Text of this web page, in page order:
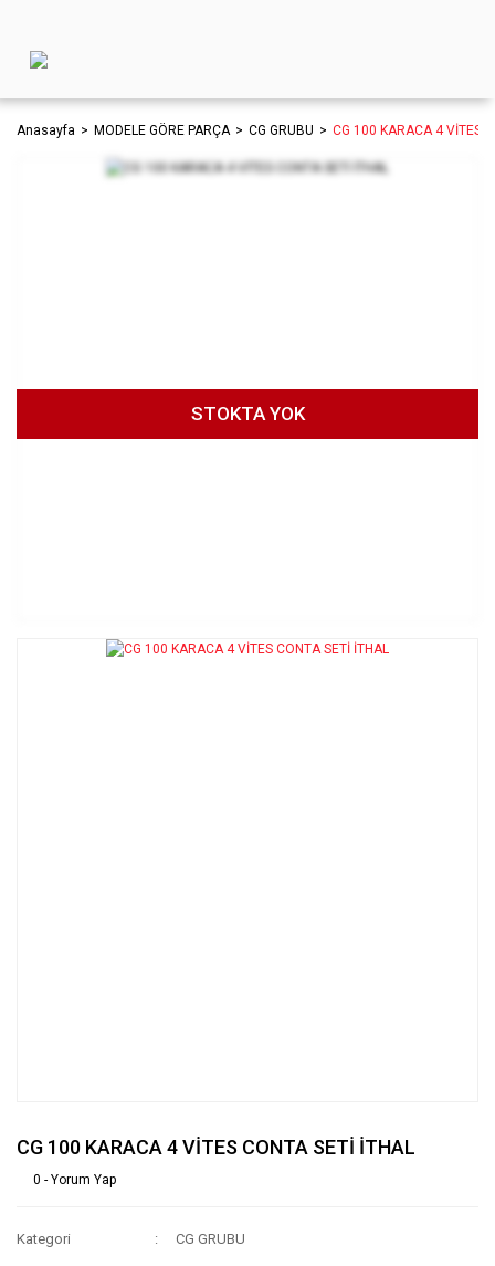
Anasayfa MODELE GÖRE PARÇA CG GRUBU CG 100 KARACA 4 VİTES
STOKTA YOK
CG 100 KARACA 4 VİTES CONTA SETİ İTHAL
0 - Yorum Yap
Kategori CG GRUBU